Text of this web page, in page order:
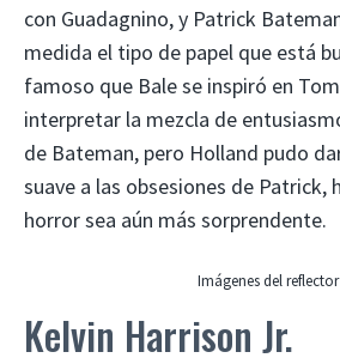
con Guadagnino, y Patrick
medida el tipo de papel que está
famoso que Bale se inspiró en
interpretar la mezcla de
de Bateman, pero Holland pudo
suave a las obsesiones de Patrick,
horror sea aún más sorprendente.
Imágenes del reflector
Kelvin Harrison Jr.